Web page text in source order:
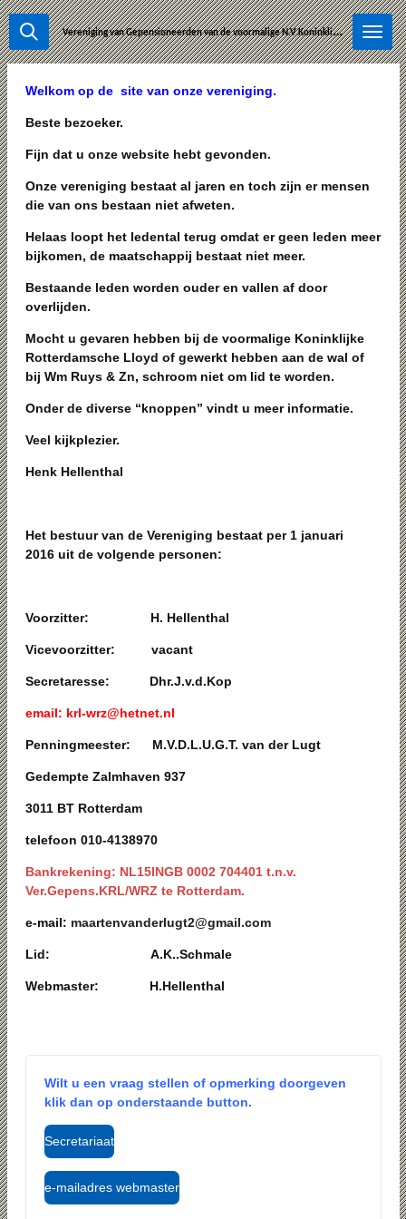
Ga
direct
naar
hoofdinhoud
V
ereniging van Gepensioneerden van de voormalige N.V.Koninklijke Rotterdamsche Lloyd-Wm Ruys & Zonen.
Welkom op de site van onze vereniging.
Beste bezoeker.
Fijn dat u onze website hebt gevonden.
Onze vereniging bestaat al jaren en toch zijn er mensen
die van ons bestaan niet afweten.
Helaas loopt het ledental terug omdat er geen leden meer
bijkomen, de maatschappij bestaat niet meer.
Bestaande leden worden ouder en vallen af door
overlijden.
Mocht u gevaren hebben bij de voormalige Koninklijke
Rotterdamsche Lloyd of gewerkt hebben aan de wal of
bij Wm Ruys & Zn, schroom niet om lid te worden.
Onder de diverse “knoppen” vindt u meer informatie.
Veel kijkplezier.
Henk Hellenthal
Het bestuur van de Vereniging bestaat per 1 januari
2016 uit de volgende personen:
Voorzitter: H. Hellenthal
Vicevoorzitter: vacant
Secretaresse: Dhr.J.v.d.Kop
email: krl-wrz@hetnet.nl
Penningmeester: M.V.D.L.U.G.T. van der Lugt
Gedempte Zalmhaven 937
3011 BT Rotterdam
telefoon 010-4138970
Bankrekening: NL15INGB 0002 704401 t.n.v.
Ver.Gepens.KRL/WRZ te Rotterdam.
e-mail: maartenvanderlugt2@gmail.com
Lid: A.K..Schmale
Webmaster: H.Hellenthal
Wilt u een vraag stellen of opmerking doorgeven
klik dan op onderstaande button.
Secretariaat
e-mailadres webmaster